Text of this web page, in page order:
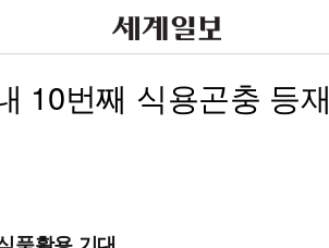
10번째 식용곤충 등재